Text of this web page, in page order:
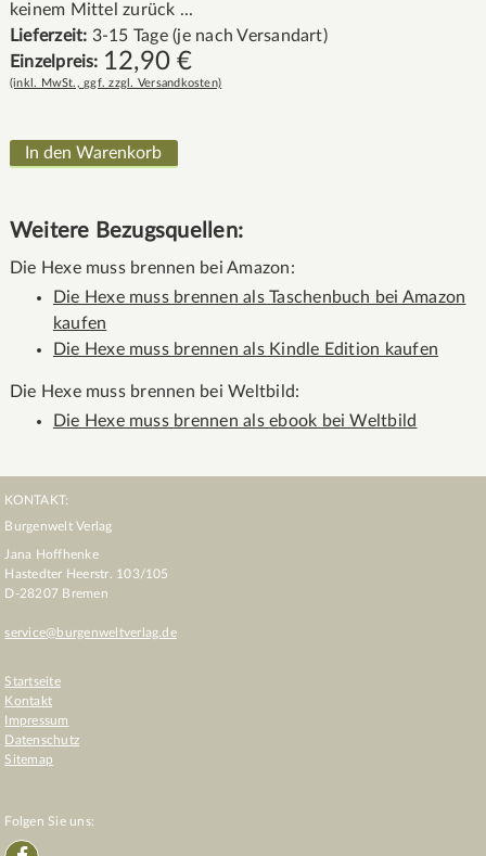
keinem Mittel zurück ...
Lieferzeit: 3-15 Tage (je nach Versandart)
Einzelpreis: 12,90€
(inkl. MwSt., ggf. zzgl. Versandkosten)
Weitere Bezugsquellen:
Die Hexe muss brennen bei Amazon:
Die Hexe muss brennen als Taschenbuch bei Amazon
kaufen
Die Hexe muss brennen als Kindle Edition kaufen
Die Hexe muss brennen bei Weltbild:
Die Hexe muss brennen als ebook bei Weltbild
KONTAKT:
Burgenwelt Verlag
Jana Hoffhenke
Hastedter Heerstr. 103/105
D-28207 Bremen
service@burgenweltverlag.de
Startseite
Kontakt
Impressum
Datenschutz
Sitemap
Folgen Sie uns: